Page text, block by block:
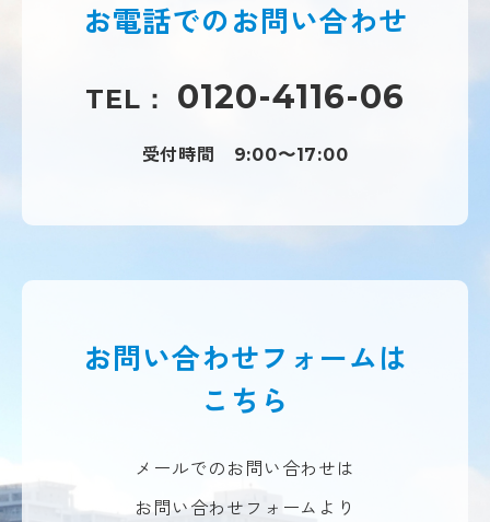
お電話でのお問い合わせ
TEL： 0120-4116-06
受付時間 9:00〜17:00
お問い合わせフォームは
こちら
メールでのお問い合わせは
お問い合わせフォームより